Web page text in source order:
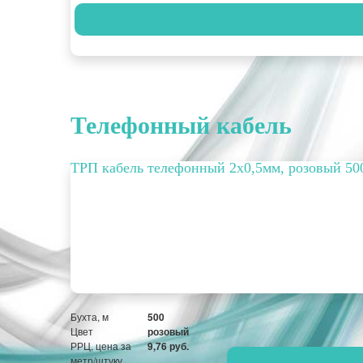
Телефонный кабель
ТРП кабель телефонный 2х0,5мм, розовый
Бухта, м 500
Цвет розовый
РРЦ, цена за
9,76 руб.